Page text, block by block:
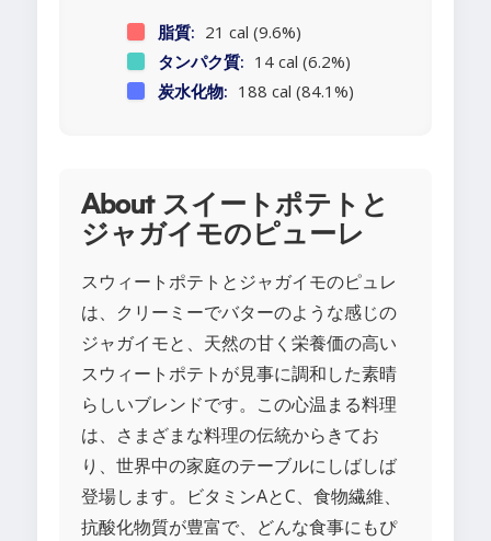
脂質: 21 cal (9.6%)
タンパク質: 14 cal (6.2%)
炭水化物: 188 cal (84.1%)
About スイートポテトと
ジャガイモのピューレ
スウィートポテトとジャガイモのピュレ
は、クリーミーでバターのような感じの
ジャガイモと、天然の甘く栄養価の高い
スウィートポテトが見事に調和した素晴
らしいブレンドです。この心温まる料理
は、さまざまな料理の伝統からきてお
り、世界中の家庭のテーブルにしばしば
登場します。ビタミンAとC、食物繊維、
抗酸化物質が豊富で、どんな食事にもぴ